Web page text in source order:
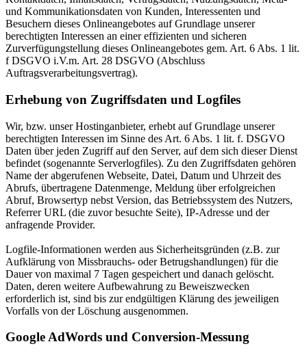
und Kommunikationsdaten von Kunden, Interessenten und
Besuchern dieses Onlineangebotes auf Grundlage unserer
berechtigten Interessen an einer effizienten und sicheren
Zurverfügungstellung dieses Onlineangebotes gem. Art. 6 Abs. 1 lit.
f DSGVO i.V.m. Art. 28 DSGVO (Abschluss
Auftragsverarbeitungsvertrag).
Erhebung von Zugriffsdaten und Logfiles
Wir, bzw. unser Hostinganbieter, erhebt auf Grundlage unserer
berechtigten Interessen im Sinne des Art. 6 Abs. 1 lit. f. DSGVO
Daten über jeden Zugriff auf den Server, auf dem sich dieser Dienst
befindet (sogenannte Serverlogfiles). Zu den Zugriffsdaten gehören
Name der abgerufenen Webseite, Datei, Datum und Uhrzeit des
Abrufs, übertragene Datenmenge, Meldung über erfolgreichen
Abruf, Browsertyp nebst Version, das Betriebssystem des Nutzers,
Referrer URL (die zuvor besuchte Seite), IP-Adresse und der
anfragende Provider.
Logfile-Informationen werden aus Sicherheitsgründen (z.B. zur
Aufklärung von Missbrauchs- oder Betrugshandlungen) für die
Dauer von maximal 7 Tagen gespeichert und danach gelöscht.
Daten, deren weitere Aufbewahrung zu Beweiszwecken
erforderlich ist, sind bis zur endgültigen Klärung des jeweiligen
Vorfalls von der Löschung ausgenommen.
Google AdWords und Conversion-Messung